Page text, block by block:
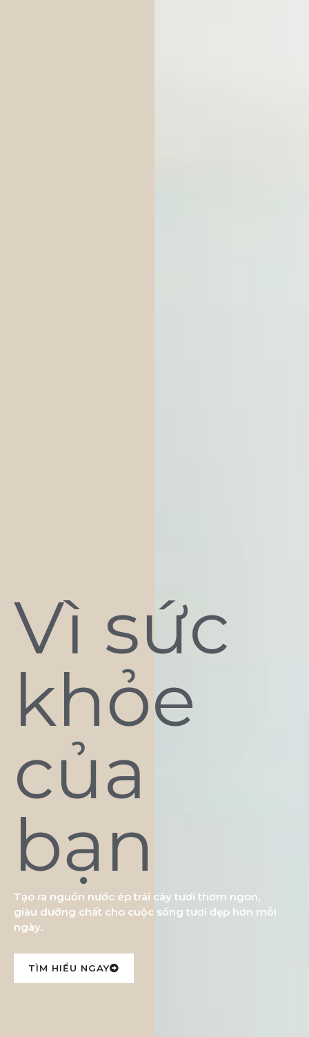
Vì sức
khỏe
của
bạn
Tạo ra nguồn nước ép trái cây tươi thơm ngon,
giàu dưỡng chất cho cuộc sống tươi đẹp hơn mỗi
ngày.
TÌM HIỂU NGAY